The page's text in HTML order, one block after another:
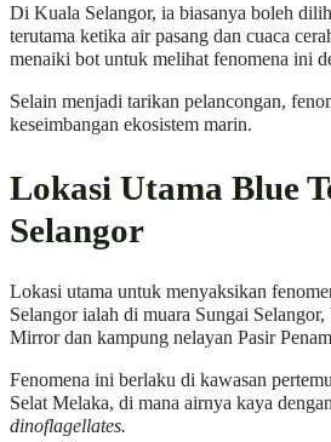
Di Kuala Selangor, ia biasanya boleh
terutama ketika air pasang dan cuaca
menaiki bot untuk melihat fenomena ini
Selain menjadi tarikan pelancongan,
keseimbangan ekosistem marin.
Lokasi Utama Blue
Selangor
Lokasi utama untuk menyaksikan
Selangor ialah di muara Sungai
Mirror dan kampung nelayan Pasir
Fenomena ini berlaku di kawasan
Selat Melaka, di mana airnya kaya
dinoflagellates.